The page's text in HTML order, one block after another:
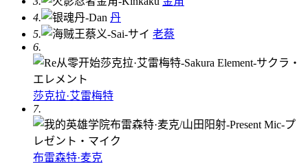
4.
丹
5.
老蔡
6.
莎克拉·艾雷梅特
7.
布雷森特·麦克